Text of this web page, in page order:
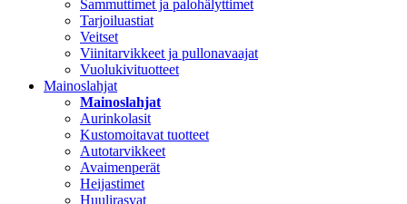
Sammuttimet ja palohälyttimet
Tarjoiluastiat
Veitset
Viinitarvikkeet ja pullonavaajat
Vuolukivituotteet
Mainoslahjat
Mainoslahjat
Aurinkolasit
Kustomoitavat tuotteet
Autotarvikkeet
Avaimenperät
Heijastimet
Huulirasvat